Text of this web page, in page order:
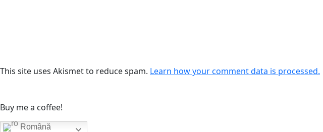
This site uses Akismet to reduce spam. Learn how your comment data is processed.
Buy me a coffee!
Română